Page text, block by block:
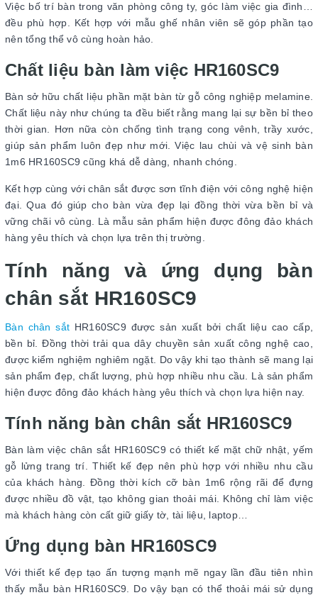
Việc bố trí bàn trong văn phòng công ty, góc làm việc gia đình…
đều phù hợp. Kết hợp với mẫu ghế nhân viên sẽ góp phần tạo
nên tổng thể vô cùng hoàn hảo.
Chất liệu bàn làm việc HR160SC9
Bàn sở hữu chất liệu phần mặt bàn từ gỗ công nghiệp melamine.
Chất liệu này như chúng ta đều biết rằng mang lại sự bền bỉ theo
thời gian. Hơn nữa còn chống tình trạng cong vênh, trầy xước,
giúp sản phẩm luôn đẹp như mới. Việc lau chùi và vệ sinh bàn
1m6 HR160SC9 cũng khá dễ dàng, nhanh chóng.
Kết hợp cùng với chân sắt được sơn tĩnh điện với công nghệ hiện
đại. Qua đó giúp cho bàn vừa đẹp lại đồng thời vừa bền bỉ và
vững chãi vô cùng. Là mẫu sản phẩm hiện được đông đảo khách
hàng yêu thích và chọn lựa trên thị trường.
Tính năng và ứng dụng bàn
chân sắt HR160SC9
Bàn chân sắt HR160SC9 được sản xuất bởi chất liệu cao cấp,
bền bỉ. Đồng thời trải qua dây chuyền sản xuất công nghệ cao,
được kiểm nghiệm nghiêm ngặt. Do vậy khi tạo thành sẽ mang lại
sản phẩm đẹp, chất lượng, phù hợp nhiều nhu cầu. Là sản phẩm
hiện được đông đảo khách hàng yêu thích và chọn lựa hiện nay.
Tính năng bàn chân sắt HR160SC9
Bàn làm việc chân sắt HR160SC9 có thiết kế mặt chữ nhật, yếm
gỗ lửng trang trí. Thiết kế đẹp nên phù hợp với nhiều nhu cầu
của khách hàng. Đồng thời kích cỡ bàn 1m6 rộng rãi để đựng
được nhiều đồ vật, tạo không gian thoải mái. Không chỉ làm việc
mà khách hàng còn cất giữ giấy tờ, tài liệu, laptop…
Ứng dụng bàn HR160SC9
Với thiết kế đẹp tạo ấn tượng mạnh mẽ ngay lần đầu tiên nhìn
thấy mẫu bàn HR160SC9. Do vậy bạn có thể thoải mái sử dụng